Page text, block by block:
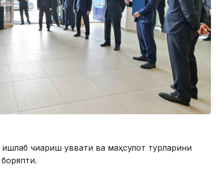
чиқариш қуввати ва маҳсулот турларини